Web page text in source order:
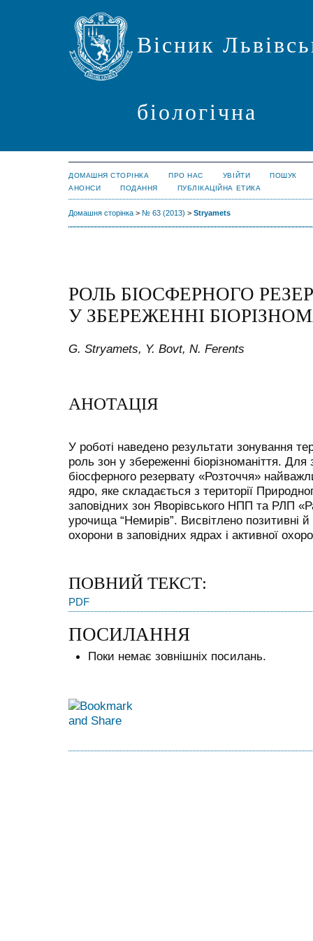
Вісник
біологічна
ДОМАШНЯ СТОРІНКА ПРО НАС УВІЙТИ
ПОШУК
АНОНСИ
ПОДАННЯ ПУБЛІКАЦІЙНА ЕТИКА
Домашня сторінка > № 63 (2013) > Stryamets
РОЛЬ БІОСФЕРНОГО
У ЗБЕРЕЖЕННІ
G. Stryamets, Y. Bovt, N. Ferents
АНОТАЦІЯ
У роботі наведено результати зонування
роль зон у збереженні біорізноманіття.
біосферного резервату «Розточчя»
ядро, яке складається з території
заповідних зон Яворівського НПП та РЛП
урочища “Немирів”. Висвітлено позитивні й
охорони в заповідних ядрах і активної
ПОВНИЙ ТЕКСТ:
PDF
ПОСИЛАННЯ
Поки немає зовнішніх посилань.